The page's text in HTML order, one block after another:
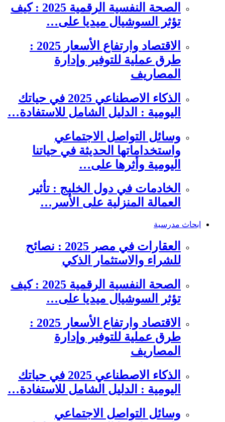
الصحة النفسية الرقمية 2025 : كيف
تؤثر السوشيال ميديا على…
الاقتصاد وارتفاع الأسعار 2025 :
طرق عملية للتوفير وإدارة
المصاريف
الذكاء الاصطناعي 2025 في حياتك
اليومية : الدليل الشامل للاستفادة…
وسائل التواصل الاجتماعي
واستخداماتها الحديثة في حياتنا
اليومية وأثرها على…
الخادمات في دول الخليج : تأثير
العمالة المنزلية على الأسر…
ابحاث مدرسية
العقارات في مصر 2025 : نصائح
للشراء والاستثمار الذكي
الصحة النفسية الرقمية 2025 : كيف
تؤثر السوشيال ميديا على…
الاقتصاد وارتفاع الأسعار 2025 :
طرق عملية للتوفير وإدارة
المصاريف
الذكاء الاصطناعي 2025 في حياتك
اليومية : الدليل الشامل للاستفادة…
وسائل التواصل الاجتماعي